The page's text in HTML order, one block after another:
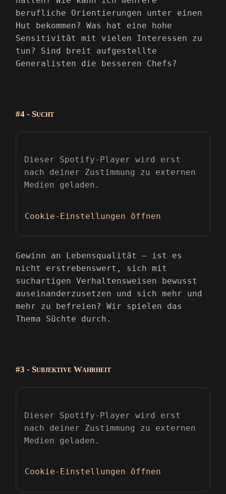
berufliche Orientierungen unter einen
Hut bekommen? Was hat eine hohe
Sensitivität mit vielen Interessen zu
tun? Sind breit aufgestellte
Generalisten die besseren Chefs?
#4 - Sucht
Dieser Spotify-Player wird erst
nach deiner Zustimmung zu externen
Medien geladen.
Cookie-Einstellungen öffnen
Gewinn an Lebensqualität – ist es
nicht erstrebenswert, sich mit
suchartigen Verhaltensweisen bewusst
auseinanderzusetzen und sich mehr und
mehr zu befreien? Wir spielen das
Thema Süchte durch.
#3 - Subjektive Wahrheit
Dieser Spotify-Player wird erst
nach deiner Zustimmung zu externen
Medien geladen.
Cookie-Einstellungen öffnen